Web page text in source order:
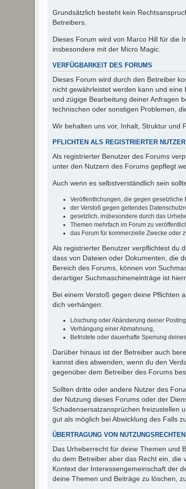
Grundsätzlich besteht kein
Betreibers.
Dieses Forum wird von Marco Hill für die
insbesondere mit der Micro Magic.
VERFÜGBARKEIT DES FORUMS
Dieses Forum wird durch den Betreiber
nicht gewährleistet werden kann und
und zügige Bearbeitung deiner Anfragen
technischen oder sonstigen Problemen,
Wir behalten uns vor, Inhalt, Struktur und
PFLICHTEN ALS REGISTRIERTER NUTZER
Als registrierter Benutzer des Forums
unter den Nutzern des Forums gepflegt
Auch wenn es selbstverständlich sein
Veröffentlichungen, die gegen
der Verstoß gegen geltendes
gesetzlich, insbesondere durch das
Themen mehrfach im Forum zu
das Forum für kommerzielle Zwecke oder
Als registrierter Benutzer verpflichtest du
dass von Dateien oder Dokumenten, die
Bereich des Forums, können von
derartiger Suchmaschineneinträge ist
Bei einem Verstoß gegen deine Pflichten
dich verhängen:
Löschung oder Abänderung deiner
Verhängung einer Abmahnung,
Befristete oder dauerhafte Sperrung
Darüber hinaus ist der Betreiber auch
kannst dies abwenden, wenn du den
gegenüber dem Betreiber des Forums
Sollten dritte oder andere Nutzer des
der Nutzung dieses Forums oder der
Schadensersatzansprüchen freizustellen
gut als möglich bei Abwicklung des Falls
ÜBERTRAGUNG VON NUTZUNGSRECHTEN
Das Urheberrecht für deine Themen und
du dem Betreiber aber das Recht ein, die
Kontext der Interessengemeinschaft der
deine Themen und Beiträge zu löschen,